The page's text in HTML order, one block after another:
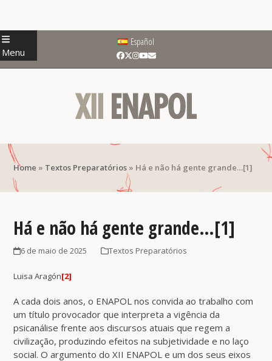
Skip
to
content
Menu
Español
Facebook
Twitter
Instagram
YouTube
Email
Home » Textos Preparatórios » Há e não há gente grande…[1]
Há e não há gente grande…[1]
6 de maio de 2025 Textos Preparatórios
Luisa Aragón[2]
A cada dois anos, o ENAPOL nos convida ao trabalho com
um título provocador que interpreta a vigência da
psicanálise frente aos discursos atuais que regem a
civilização, produzindo efeitos na subjetividade e no laço
social. O argumento do XII ENAPOL e um dos seus eixos